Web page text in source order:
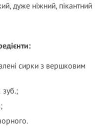
дуже ніжний, пікантний
сирки з вершковим
зуб.;